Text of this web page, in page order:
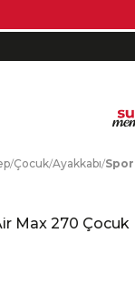
/Çocuk/Ayakkabı/Spor
Max 270 Çocuk